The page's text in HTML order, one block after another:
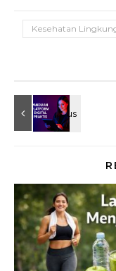
Kesehatan